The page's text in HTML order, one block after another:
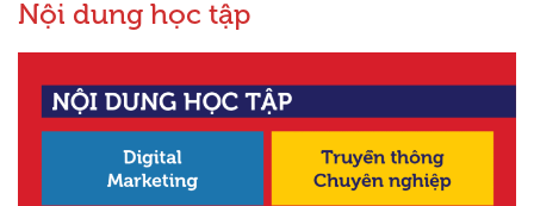
Nội dung học tập